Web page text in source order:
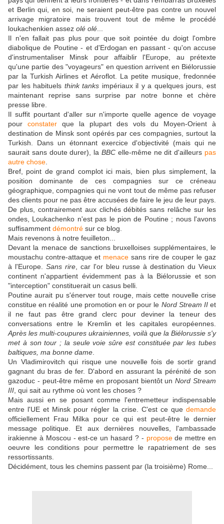
et Berlin qui, en soi, ne seraient peut-être pas contre un nouvel
arrivage migratoire mais trouvent tout de même le procédé
loukachenkien assez olé olé
Il n'en fallait pas plus pour que soit pointée du doigt l'ombre
diabolique de Poutine - et d'Erdogan en passant - qu'on accuse
d'instrumentaliser Minsk pour affaiblir l'Europe, au prétexte
qu'une partie des "voyageurs" en question arrivent en Biélorussie
par la Turkish Airlines et Aéroflot. La petite musique, fredonnée
par les habituels think tanks impériaux il y a quelques jours, est
maintenant reprise sans surprise par notre bonne et chère
presse libre.
Il suffit pourtant d'aller sur n'importe quelle agence de voyage
pour constater que la plupart des vols du Moyen-Orient à
destination de Minsk sont opérés par ces compagnies, surtout la
Turkish. Dans un étonnant exercice d'objectivité (mais qui ne
saurait sans doute durer), la BBC elle-même ne dit d'ailleurs pas
autre chose
Bref, point de grand complot ici mais, bien plus simplement, la
position dominante de ces compagnies sur ce créneau
géographique, compagnies qui ne vont tout de même pas refuser
des clients pour ne pas être accusées de faire le jeu de leur pays.
De plus, contrairement aux clichés débités sans relâche sur les
ondes, Loukachenko n'est pas le pion de Poutine ; nous l'avons
suffisamment démontré sur ce blog.
Mais revenons à notre feuilleton...
Devant la menace de sanctions bruxelloises supplémentaires, le
moustachu contre-attaque et menace sans rire de couper le gaz
à l'Europe. Sans rire , car l'or bleu russe à destination du Vieux
continent n'appartient évidemment pas à la Biélorussie et son
"interception" constituerait un casus belli.
Poutine aurait pu s'énerver tout rouge, mais cette nouvelle crise
constitue en réalité une promotion en or pour le Nord Stream IIet
il ne faut pas être grand clerc pour deviner la teneur des
conversations entre le Kremlin et les capitales européennes.
Après les multi-coupures ukrainiennes, voilà que la Biélorussie s'y
met à son tour ; la seule voie sûre est constituée par les tubes
baltiques, ma bonne dame
Un Vladimirovitch qui risque une nouvelle fois de sortir grand
gagnant du bras de fer. D'abord en assurant la pérénité de son
gazoduc - peut-être même en proposant bientôt unNord Stream
III , qui sait au rythme où vont les choses ?
Mais aussi en se posant comme l'entremetteur indispensable
entre l'UE et Minsk pour régler la crise. C'est ce que demande
officiellement Frau Milka pour ce qui est peut-être le dernier
message politique. Et aux dernières nouvelles, l'ambassade
irakienne à Moscou - est-ce un hasard ? - proposede mettre en
oeuvre les conditions pour permettre le rapatriement de ses
ressortissants.
Décidément, tous les chemins passent par (la troisième) Rome...